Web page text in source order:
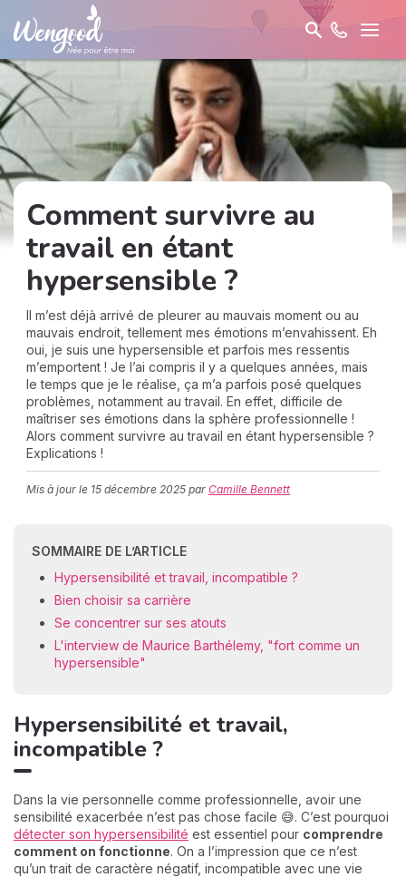
Comment survivre au
travail en étant
hypersensible ?
Il m’est déjà arrivé de pleurer au mauvais moment ou au
mauvais endroit, tellement mes émotions m’envahissent. Eh
oui, je suis une hypersensible et parfois mes ressentis
m’emportent ! Je l’ai compris il y a quelques années, mais
le temps que je le réalise, ça m’a parfois posé quelques
problèmes, notamment au travail. En effet, difficile de
maîtriser ses émotions dans la sphère professionnelle !
Alors comment survivre au travail en étant hypersensible ?
Explications !
Mis à jour le 15 décembre 2025 par Camille Bennett
SOMMAIRE DE L’ARTICLE
Hypersensibilité et travail, incompatible ?
Bien choisir sa carrière
Se concentrer sur ses atouts
L'interview de Maurice Barthélemy, "fort comme un
hypersensible"
Hypersensibilité et travail,
incompatible ?
Dans la vie personnelle comme professionnelle, avoir une
sensibilité exacerbée n’est pas chose facile 😅. C’est pourquoi
détecter son hypersensibilité est essentiel pour comprendre
comment on fonctionne. On a l’impression que ce n’est
qu’un trait de caractère négatif, incompatible avec une vie